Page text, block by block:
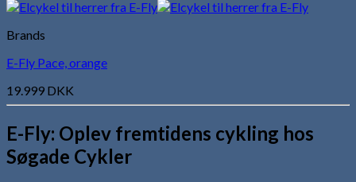
Brands
E-Fly Pace, orange
19.999 DKK
E-Fly: Oplev fremtidens cykling hos
Søgade Cykler